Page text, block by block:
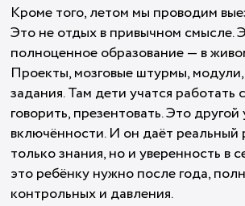
Кроме того, летом мы проводим
Это не отдых в привычном смысле.
полноценное образование — в
Проекты, мозговые штурмы,
задания. Там дети учатся работать
говорить, презентовать. Это другой
включённости. И он даёт реальный
только знания, но и уверенность в
это ребёнку нужно после года,
контрольных и давления.